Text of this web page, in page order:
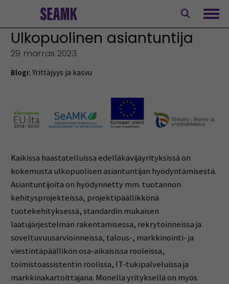
Ulkopuolinen asiantuntija
29 marras 2023
Blogi: Yrittäjyys ja kasvu
Kaikissa haastatelluissa edelläkävijäyrityksissä on
kokemusta ulkopuolisen asiantuntijan hyödyntämisestä.
Asiantuntijoita on hyödynnetty mm. tuotannon
kehitysprojekteissa, projektipäällikkönä
tuotekehityksessä, standardin mukaisen
laatujärjestelmän rakentamisessa, rekrytoinneissa ja
soveltuvuusarvioinneissa, talous-, markkinointi- ja
viestintäpäällikön osa-aikaisissa rooleissa,
toimistoassistentin roolissa, IT-tukipalveluissa ja
markkinakartoittajana. Monella yrityksellä on myös